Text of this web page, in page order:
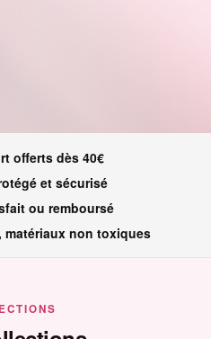
offerts dès 40€
et sécurisé
ou remboursé
matériaux non toxiques